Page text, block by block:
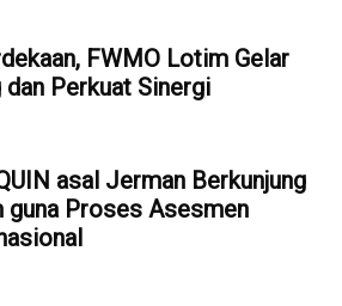
FWMO Lotim Gelar
Perkuat Sinergi
asal Jerman Berkunjung
guna Proses Asesmen